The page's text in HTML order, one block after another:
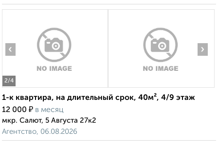
2/4
‹ ›
1-к квартира, на длительный срок, 40м², 4/9 этаж
12 000 ₽ в месяц
мкр. Салют, 5 Августа 27к2
Агентство, 06.08.2026